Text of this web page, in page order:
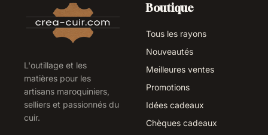
L'outillage et les
matières pour les
artisans maroquiniers,
selliers et passionnés du
cuir.
Boutique
Tous les rayons
Nouveautés
Meilleures ventes
Promotions
Idées cadeaux
Chèques cadeaux